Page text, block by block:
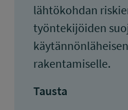
lähtökohdan
työntekijöiden
rakentamiselle.
Tausta